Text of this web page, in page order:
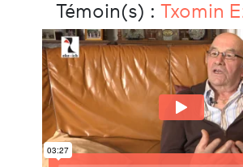
Témoin(s) : Txomin